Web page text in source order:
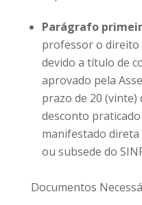
Parágrafo
professor o direito
devido a título de
aprovado pela
prazo de 20 (vinte)
desconto
manifestado direta
ou subsede do
Documentos